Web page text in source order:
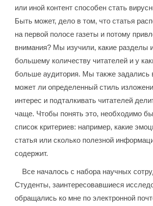
или иной контент способен стать
Быть может, дело в том, что статья
на первой полосе газеты и потому
внимания? Мы изучили, какие разделы
большему количеству читателей и у
больше аудитория. Мы также задались
может ли определенный стиль
интерес и подталкивать читателей
чаще. Чтобы понять это, необходимо
список критериев: например, какие
статья или сколько полезной
содержит.
Все началось с набора научных
Студенты, заинтересовавшиеся
обращались ко мне по электронной